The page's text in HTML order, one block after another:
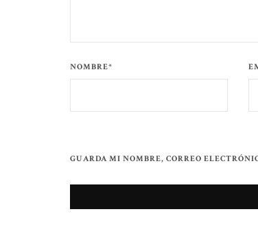
NOMBRE*
GUARDA MI NOMBRE, CORREO